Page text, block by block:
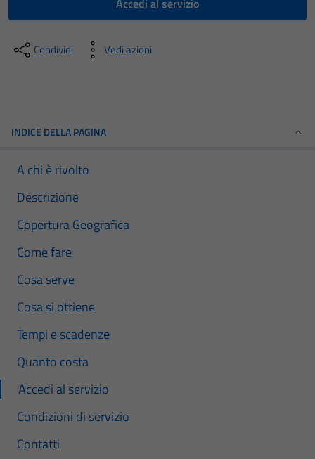
Accedi al servizio
Condividi Vedi azioni
INDICE DELLA PAGINA
A chi è rivolto
Descrizione
Copertura Geografica
Come fare
Cosa serve
Cosa si ottiene
Tempi e scadenze
Quanto costa
Accedi al servizio
Condizioni di servizio
Contatti